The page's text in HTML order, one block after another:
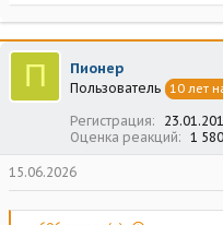
а
к
ц
и
и
П Пионер
Пользователь 10 лет
Регистрация
Оценка реакций
1 580
15.06.2026